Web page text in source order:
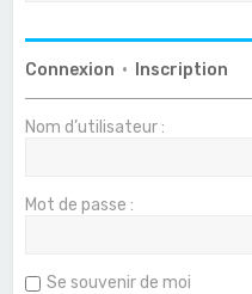
Connexion • Inscription
Nom d’utilisateur :
Mot de passe :
Se souvenir de moi